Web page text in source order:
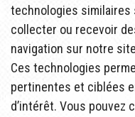
technologies similaires
collecter ou recevoir
navigation sur notre
Ces technologies
pertinentes et ciblées
d’intérêt. Vous